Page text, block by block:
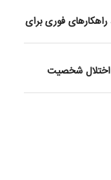
فوری برای
شخصیت